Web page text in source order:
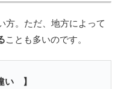
方。ただ、地方によって
ことも多いのです。
い 】